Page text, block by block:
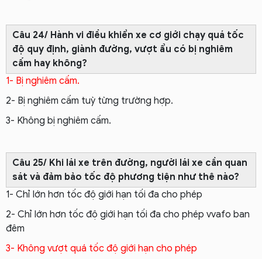
Câu 24/ Hành vi điều khiển xe cơ giới chạy quá tốc
độ quy định, giành đường, vượt ẩu có bị nghiêm
cấm hay không?
1- Bị nghiêm cấm.
2- Bị nghiêm cấm tuỳ từng trường hợp.
3- Không bị nghiêm cấm.
Câu 25/ Khi lái xe trên đường, người lái xe cần quan
sát và đảm bảo tốc độ phương tiện như thê nào?
1- Chỉ lớn hơn tốc độ giới hạn tối đa cho phép
2- Chỉ lớn hơn tốc độ giới hạn tối đa cho phép vvafo ban
đêm
3- Không vượt quá tốc độ giới hạn cho phép